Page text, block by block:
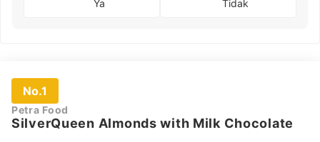
Ya Tidak
No.1
Petra Food
SilverQueen Almonds with Milk Chocolate